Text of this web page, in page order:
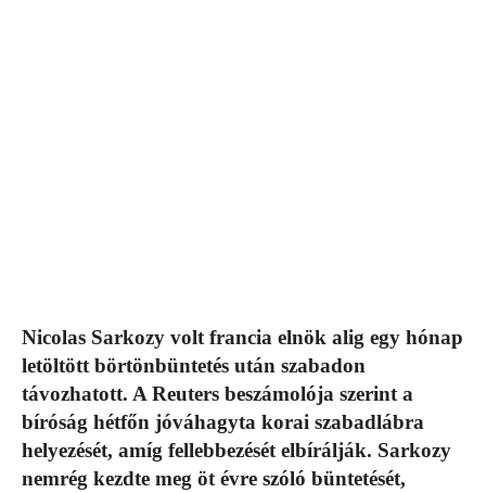
Nicolas Sarkozy volt francia elnök alig egy hónap
letöltött börtönbüntetés után szabadon
távozhatott. A Reuters beszámolója szerint a
bíróság hétfőn jóváhagyta korai szabadlábra
helyezését, amíg fellebbezését elbírálják. Sarkozy
nemrég kezdte meg öt évre szóló büntetését,